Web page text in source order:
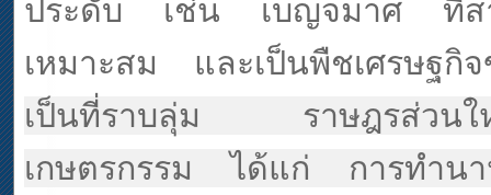
ประดับ เช่น เบญจมาศ ที่สาม
เหมาะสม และเป็นพืชเศรษฐ
เป็นที่ราบลุ่ม ราษฎรส่วน
เกษตรกรรม ได้แก่ การท